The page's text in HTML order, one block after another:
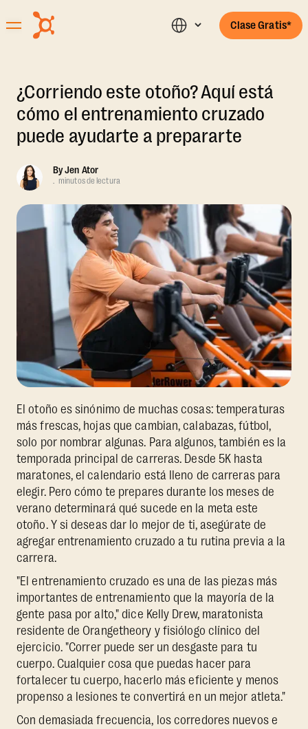
Clase Gratis*
¿Corriendo este otoño? Aquí está
cómo el entrenamiento cruzado
puede ayudarte a prepararte
ByJen Ator
. minutos de lectura
El otoño es sinónimo de muchas cosas: temperaturas
más frescas, hojas que cambian, calabazas, fútbol,
solo por nombrar algunas. Para algunos, también es la
temporada principal de carreras. Desde 5K hasta
maratones, el calendario está lleno de carreras para
elegir. Pero cómo te prepares durante los meses de
verano determinará qué sucede en la meta este
otoño. Y si deseas dar lo mejor de ti, asegúrate de
agregar entrenamiento cruzado a tu rutina previa a la
carrera.
"El entrenamiento cruzado es una de las piezas más
importantes de entrenamiento que la mayoría de la
gente pasa por alto," dice Kelly Drew, maratonista
residente de Orangetheory y fisiólogo clínico del
ejercicio. "Correr puede ser un desgaste para tu
cuerpo. Cualquier cosa que puedas hacer para
fortalecer tu cuerpo, hacerlo más eficiente y menos
propenso a lesiones te convertirá en un mejor atleta."
Con demasiada frecuencia, los corredores nuevos e